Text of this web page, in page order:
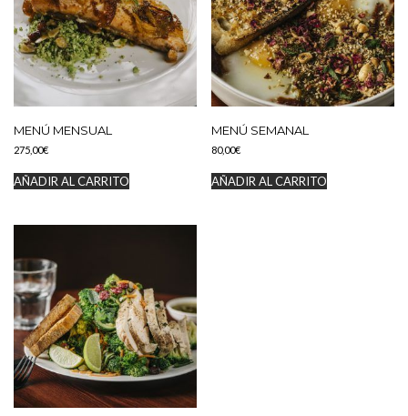
MENÚ MENSUAL
275,00€
AÑADIR AL CARRITO
MENÚ SEMANAL
80,00€
AÑADIR AL CARRITO